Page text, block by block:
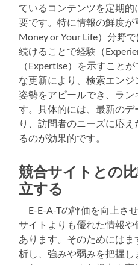
ているコンテンツを定期
要です。特に情報の鮮度
Money or Your Life）分野
続けることで経験（
（Expertise）を示すこと
な更新により、検索エン
姿勢をアピールでき、ラン
す。具体的には、最新の
り、訪問者のニーズに応
るのが効果的です。
競合サイトとの
立する
E-E-A-Tの評価を向上さ
サイトよりも優れた情報
あります。そのためには
析し、強みや弱みを把握